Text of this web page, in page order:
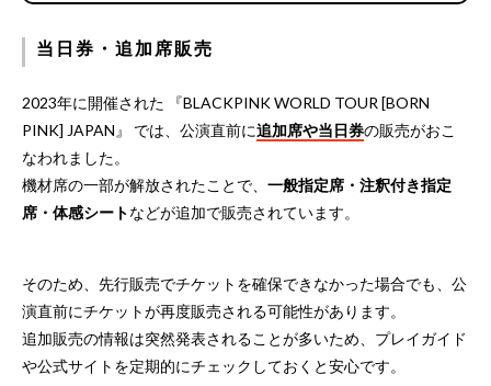
当日券・追加席販売
2023年に開催された 『BLACKPINK WORLD TOUR [BORN
PINK] JAPAN』 では、公演直前に追加席や当日券の販売がおこ
なわれました。
機材席の一部が解放されたことで、 一般指定席・注釈付き指定
席・体感シートなどが追加で販売されています。
そのため、先行販売でチケットを確保できなかった場合でも、公
演直前にチケットが再度販売される可能性があります。
追加販売の情報は突然発表されることが多いため、プレイガイド
や公式サイトを定期的にチェックしておくと安心です。